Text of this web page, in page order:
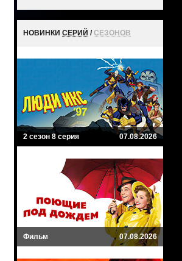
НОВИНКИ СЕРИЙ /СЕЗОНОВ
2 сезон 8 серия 07.08.2026
Фильм 07.08.2026